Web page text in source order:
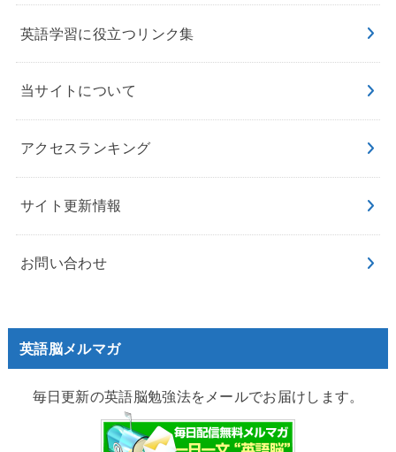
英語学習に役立つリンク集
当サイトについて
アクセスランキング
サイト更新情報
お問い合わせ
英語脳メルマガ
毎日更新の英語脳勉強法をメールでお届けします。